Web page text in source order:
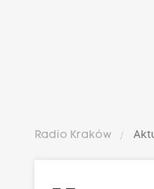
Radio Kraków